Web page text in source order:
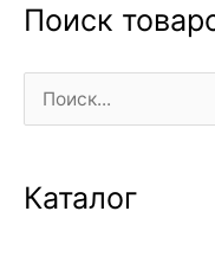
Поиск
сКаталог